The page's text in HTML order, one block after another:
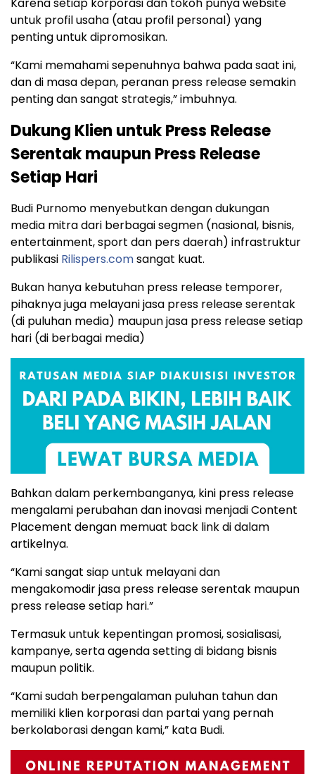
Karena setiap korporasi dan tokoh punya website
untuk profil usaha (atau profil personal) yang
penting untuk dipromosikan.
“Kami memahami sepenuhnya bahwa pada saat ini,
dan di masa depan, peranan press release semakin
penting dan sangat strategis,” imbuhnya.
Dukung Klien untuk Press Release
Serentak maupun Press Release
Setiap Hari
Budi Purnomo menyebutkan dengan dukungan
media mitra dari berbagai segmen (nasional, bisnis,
entertainment, sport dan pers daerah) infrastruktur
publikasi Rilispers.comsangat kuat.
Bukan hanya kebutuhan press release temporer,
pihaknya juga melayani jasa press release serentak
(di puluhan media) maupun jasa press release setiap
hari (di berbagai media)
Bahkan dalam perkembanganya, kini press release
mengalami perubahan dan inovasi menjadi Content
Placement dengan memuat back link di dalam
artikelnya.
“Kami sangat siap untuk melayani dan
mengakomodir jasa press release serentak maupun
press release setiap hari.”
Termasuk untuk kepentingan promosi, sosialisasi,
kampanye, serta agenda setting di bidang bisnis
maupun politik.
“Kami sudah berpengalaman puluhan tahun dan
memiliki klien korporasi dan partai yang pernah
berkolaborasi dengan kami,” kata Budi.